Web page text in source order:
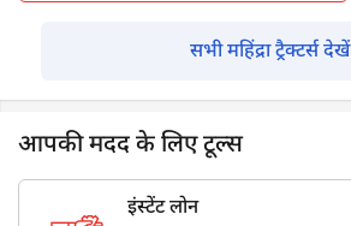
सभी महिंद्रा ट्रैक्टर्स देखें
आपकी मदद के लिए टूल्स
इंस्टेंट लोन